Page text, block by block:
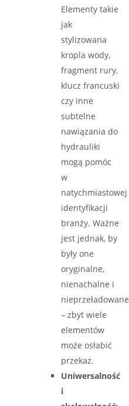
Elementy takie
jak
stylizowana
kropla wody,
fragment rury,
klucz francuski
czy inne
subtelne
nawiązania do
hydrauliki
mogą pomóc
w
natychmiastowej
identyfikacji
branży. Ważne
jest jednak, by
były one
oryginalne,
nienachalne i
nieprzeładowane
– zbyt wiele
elementów
może osłabić
przekaz.
Uniwersalność
i